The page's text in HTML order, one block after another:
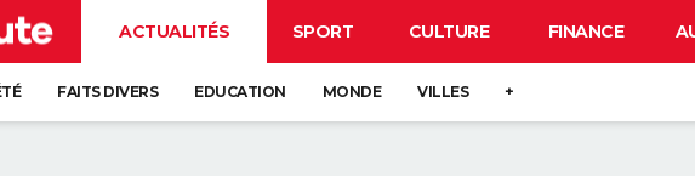
ACTUALITÉS SPORT CULTURE FINANCE
FAITS DIVERS EDUCATION MONDE VILLES +